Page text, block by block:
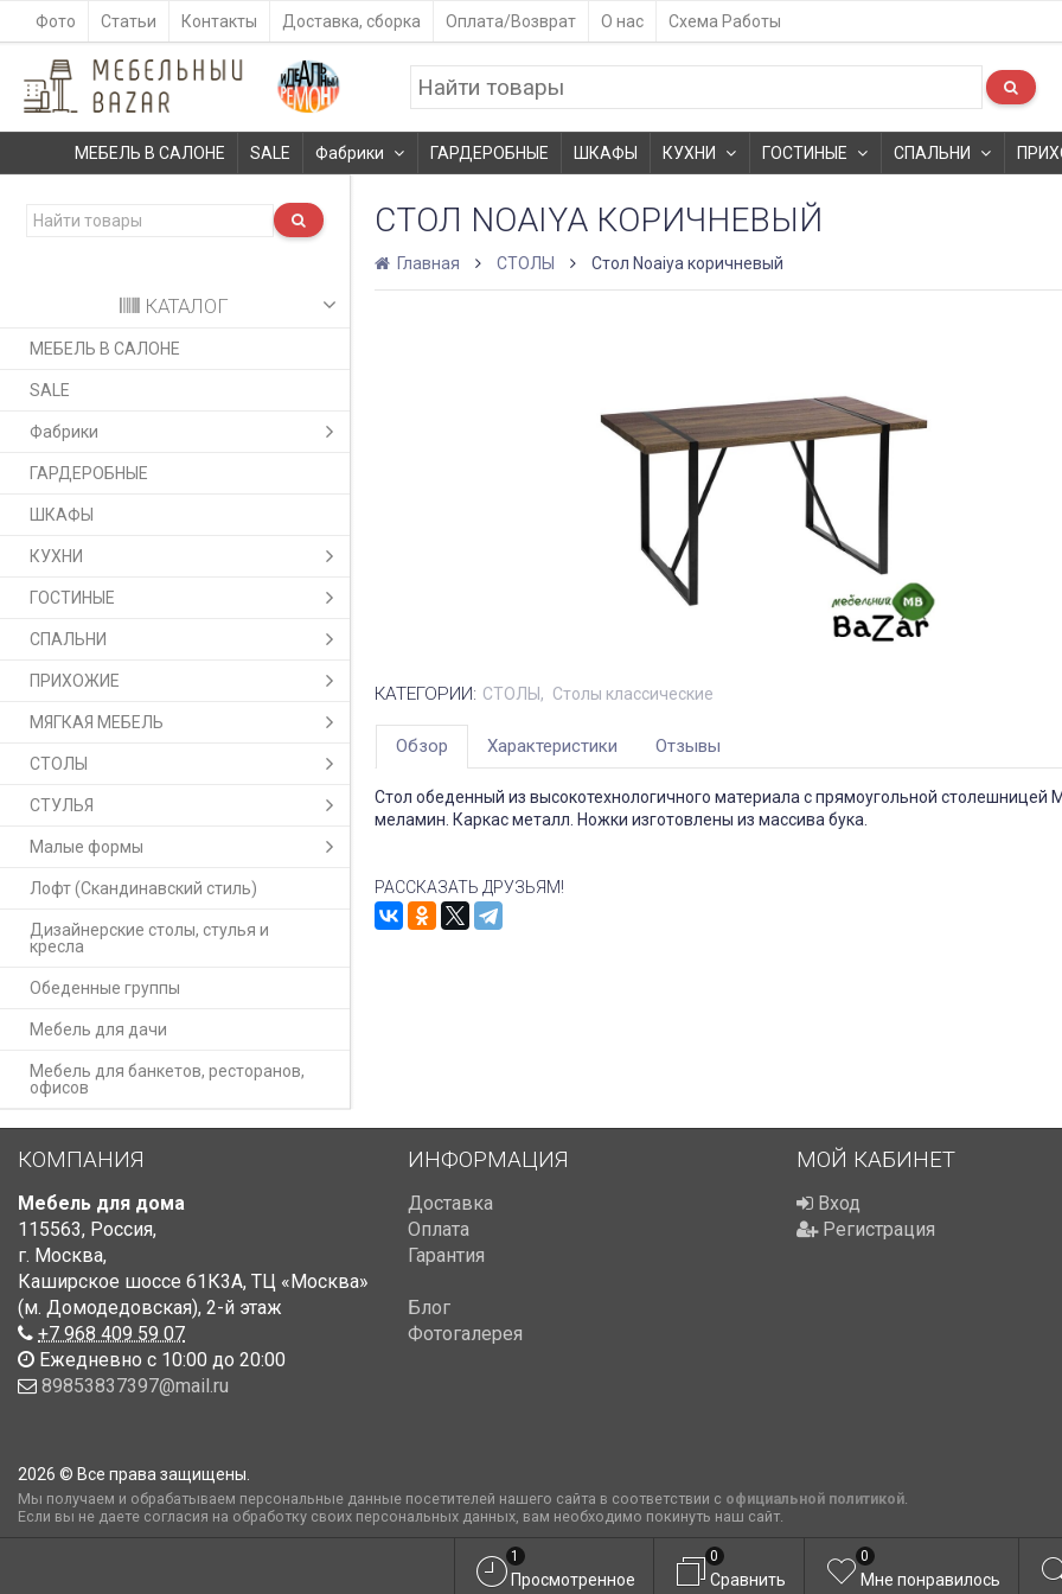
Фото Статьи Контакты Доставка, сборка Оплата/Возврат О нас Схема Работы
МЕБЕЛЬ В САЛОНЕ SALE Фабрики ГАРДЕРОБНЫЕ ШКАФЫ КУХНИ ГОСТИНЫЕ СПАЛЬНИ
КАТАЛОГ
МЕБЕЛЬ В САЛОНЕ
SALE
Фабрики
ГАРДЕРОБНЫЕ
ШКАФЫ
КУХНИ
ГОСТИНЫЕ
СПАЛЬНИ
ПРИХОЖИЕ
МЯГКАЯ МЕБЕЛЬ
СТОЛЫ
СТУЛЬЯ
Малые формы
Лофт (Скандинавский стиль)
Дизайнерские столы, стулья и
кресла
Обеденные группы
Мебель для дачи
Мебель для банкетов, ресторанов,
офисов
СТОЛ NOAIYA КОРИЧНЕВЫЙ
Главная СТОЛЫ Стол Noaiya коричневый
КАТЕГОРИИ: СТОЛЫ Столы классические
Обзор Характеристики Отзывы
Стол обеденный из высокотехнологичного материала с прямоугольной столешницей
меламин. Каркас металл. Ножки изготовлены из массива бука.
РАССКАЗАТЬ ДРУЗЬЯМ!
КОМПАНИЯ
Мебель для дома
115563, Россия,
г. Москва,
Каширское шоссе 61К3А, ТЦ «Москва»
(м. Домодедовская), 2-й этаж
+7 968 409 59 07
Ежедневно с 10:00 до 20:00
89853837397@mail.ru
ИНФОРМАЦИЯ
Доставка
Оплата
Гарантия
Блог
Фотогалерея
МОЙ КАБИНЕТ
Вход
Регистрация
2026 © Все права защищены.
Мы получаем и обрабатываем персональные данные посетителей нашего сайта в соответствии с официальной политикой.
Если вы не даете согласия на обработку своих персональных данных, вам необходимо покинуть наш сайт.
Просмотренное
1
Сравнить
0
Мне понравилось
0